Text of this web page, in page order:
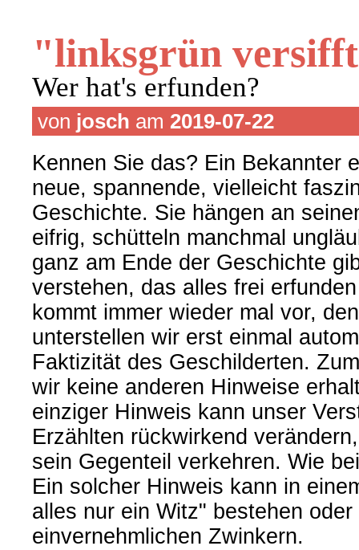
"linksgrün
Wer hat's erfunden?
von josch am 2019-07-22
Kennen Sie das? Ein Bekannter
neue, spannende, vielleicht
Geschichte. Sie hängen an
eifrig, schütteln manchmal
ganz am Ende der Geschichte
verstehen, das alles frei
kommt immer wieder mal vor,
unterstellen wir erst einmal
Faktizität des Geschilderten.
wir keine anderen Hinweise
einziger Hinweis kann unser
Erzählten rückwirkend
sein Gegenteil verkehren. Wie
Ein solcher Hinweis kann in
alles nur ein Witz" bestehen
einvernehmlichen Zwinkern.